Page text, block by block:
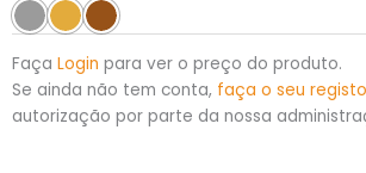
Faça Login para ver o preço do produto.
Se ainda não tem conta, faça o seu registo
autorização por parte da nossa